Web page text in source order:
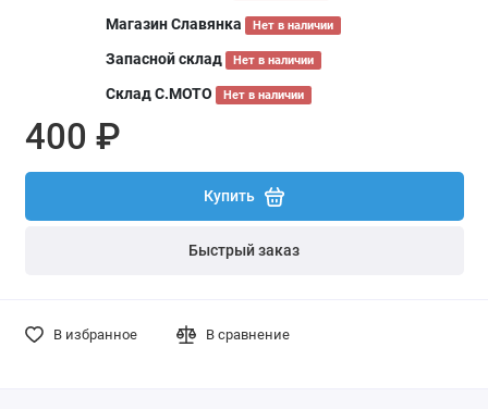
Магазин Славянка Нет в наличии
Запасной склад Нет в наличии
Склад С.МОТО Нет в наличии
400 ₽
Купить
Быстрый заказ
В избранное В сравнение